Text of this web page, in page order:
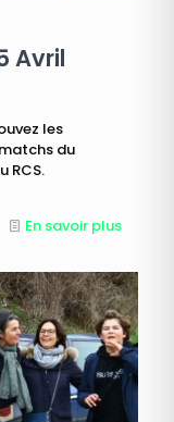
Avril
les
du
RCS.
En savoir plus